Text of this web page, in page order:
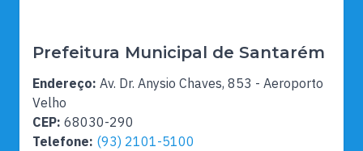
Prefeitura Municipal de Santarém
Endereço: Av. Dr. Anysio Chaves, 853 - Aeroporto
Velho
CEP: 68030-290
Telefone: (93) 2101-5100